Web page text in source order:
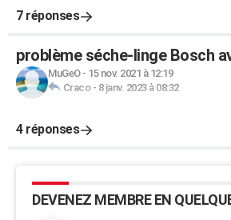
7 réponses
problème séche-linge Bosch
MuGeO- 15 nov. 2021 à 12:19
Craco- 8 janv. 2023 à 08:32
4 réponses
DEVENEZ MEMBRE EN